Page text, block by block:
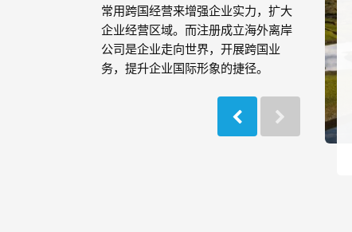
常用跨国经营来增强企业实力，扩大
企业经营区域。而注册成立海外离岸
公司是企业走向世界，开展跨国业
务，提升企业国际形象的捷径。
马绍尔公司注册
马绍尔是著名的离岸注册地之一，近几年声名